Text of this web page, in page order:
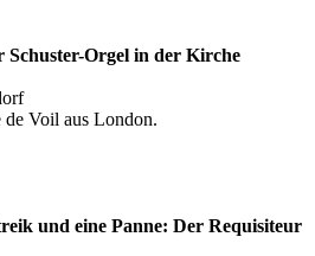
Schuster-Orgel in der Kirche
Voil aus London.
und eine Panne: Der Requisiteur